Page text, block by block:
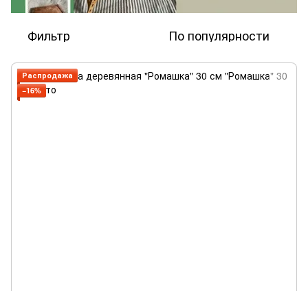
Фильтр По популярности
Распродажа
−16%